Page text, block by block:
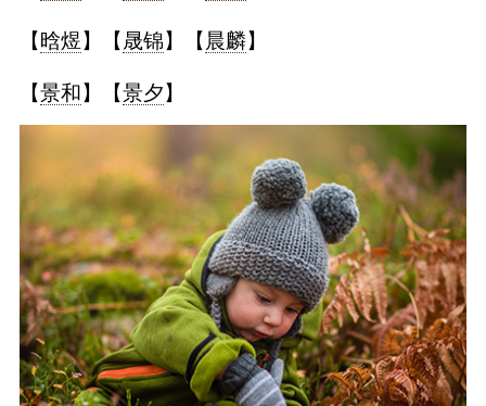
【 晗煜】【 晟锦】【 晨麟】
【景和】【景夕】